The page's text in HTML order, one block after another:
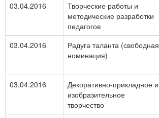
03.04.2016
Творческие работы и
методические разработки
педагогов
03.04.2016
Радуга таланта (свободная
номинация)
03.04.2016
Декоративно-прикладное и
изобразительное
творчество